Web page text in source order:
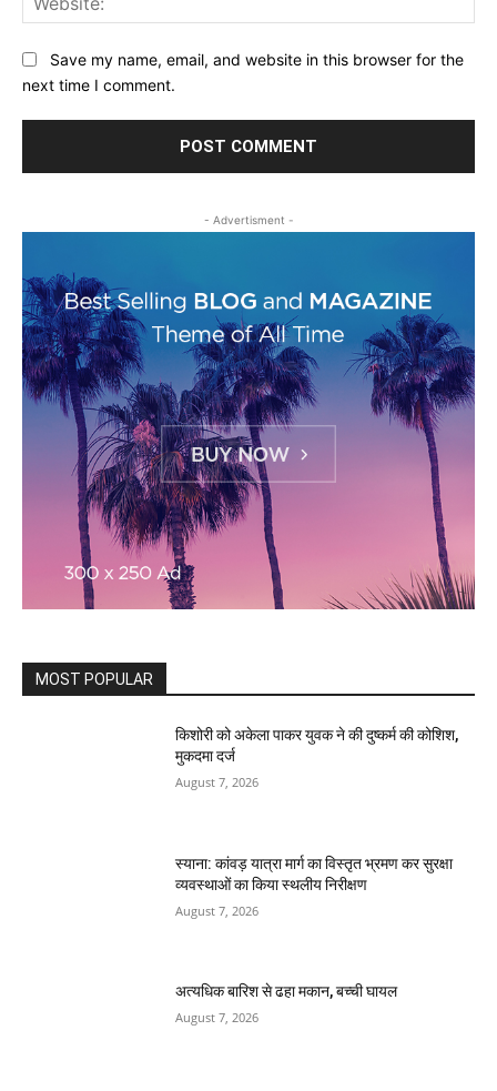
Save my name, email, and website in this browser for the
next time I comment.
- Advertisment -
MOST POPULAR
किशोरी को अकेला पाकर युवक ने की दुष्कर्म की कोशिश,
मुकदमा दर्ज
August 7, 2026
स्याना: कांवड़ यात्रा मार्ग का विस्तृत भ्रमण कर सुरक्षा
व्यवस्थाओं का किया स्थलीय निरीक्षण
August 7, 2026
अत्यधिक बारिश से ढहा मकान, बच्ची घायल
August 7, 2026